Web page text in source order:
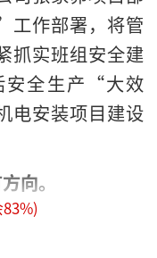
作部署，将管
抓实班组安全建
全生产“大效
电安装项目建设
向。
深度融合，把班
83%)